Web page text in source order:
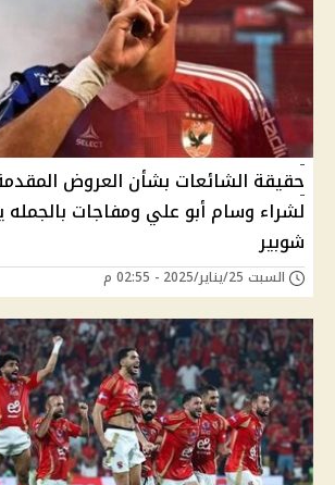
حقيقة الشائعات بشأن العروض المقدمة
لشراء وسام أبو علي ومفاجات
شوبير
السبت 25/يناير/2025 - 02:55 م